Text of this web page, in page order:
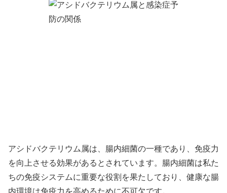
アシドバクテリウム属は、腸内細菌の一種であり、免疫力
を向上させる効果があるとされています。腸内細菌は私た
ちの免疫システムに重要な役割を果たしており、健康な腸